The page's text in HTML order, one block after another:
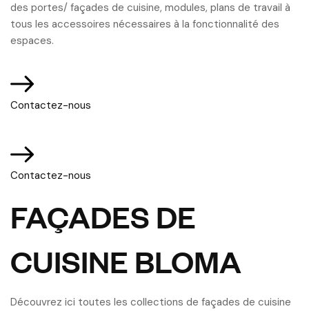
des portes/ façades de cuisine, modules, plans de travail à
tous les accessoires nécessaires à la fonctionnalité des
espaces.
Contactez-nous
Contactez-nous
FAÇADES DE
CUISINE BLOMA
Découvrez ici toutes les collections de façades de cuisine